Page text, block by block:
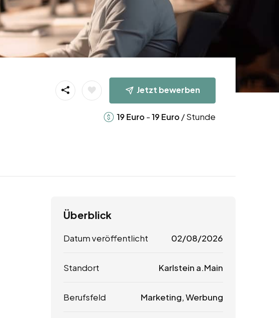
Jetzt bewerben
19 Euro -19 Euro / Stunde
Überblick
Datum veröffentlicht 02/08/2026
Standort Karlstein a.Main
Berufsfeld Marketing, Werbung